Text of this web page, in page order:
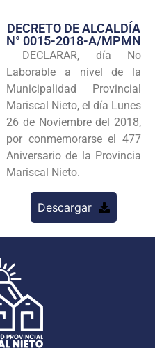
Transparencia
Seguridad
Programas
Intranet
DECRETO DE ALCALDÍA
N° 0015-2018-A/MPMN
DECLARAR, día No
Laborable a nivel de la
Municipalidad Provincial
Mariscal Nieto, el día Lunes
26 de Noviembre del 2018,
por conmemorarse el 477
Aniversario de la Provincia
Mariscal Nieto.
Descargar